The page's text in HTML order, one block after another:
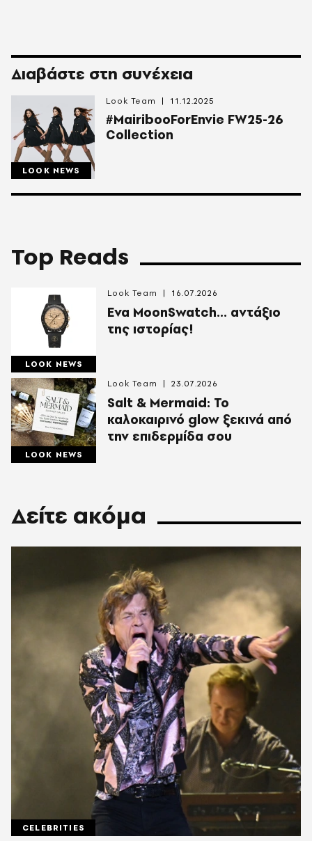
Διαβάστε στη συνέχεια
LOOK NEWS
#MairibooForEnvie FW25-26
Collection
Look Team 11.12.2025
Top Reads
LOOK NEWS
Ενα MoonSwatch... αντάξιο
της ιστορίας!
Look Team 16.07.2026
LOOK NEWS
Salt & Mermaid: Το
καλοκαιρινό glow ξεκινά από
την επιδερμίδα σου
Look Team 23.07.2026
Δείτε ακόμα
CELEBRITIES